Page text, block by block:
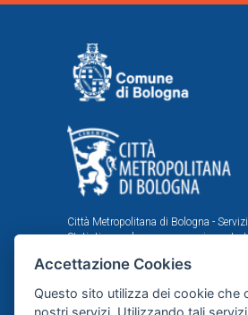
Città Metropolitana di Bologna -
Statistica per la programmazione
Comune di Bologna - Area
di Statistica
Accettazione Cookies
Questo sito utilizza dei cookie che
nostri servizi. Utilizzando tali